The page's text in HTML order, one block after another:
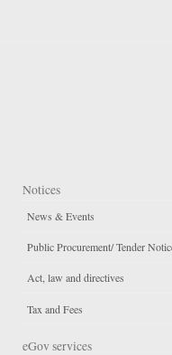
Notices
News & Events
Public Procurement/ Tender
Act, law and directives
Tax and Fees
eGov services